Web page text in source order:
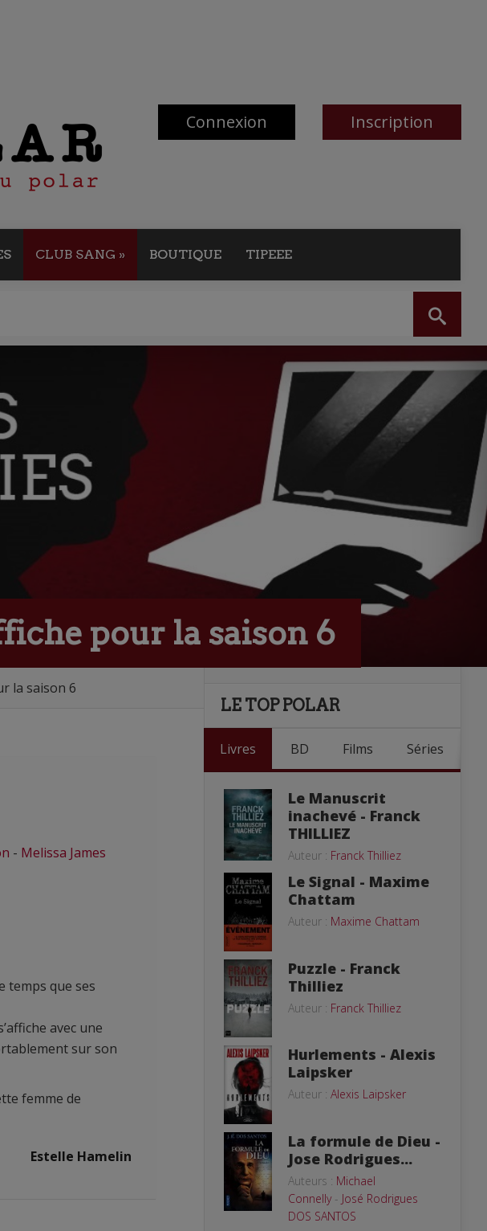
Connexion Inscription
CLUB SANG » BOUTIQUE TIPEEE
pour la saison 6
la saison 6
- Melissa James
temps que ses
avec une
sur son
femme de
Estelle Hamelin
LE TOP POLAR
Livres BD Films Séries
Le Manuscrit
inachevé - Franck
THILLIEZ
Auteur : Franck Thilliez
Le Signal - Maxime
Chattam
Auteur : Maxime Chattam
Puzzle - Franck
Thilliez
Auteur : Franck Thilliez
Hurlements - Alexis
Laipsker
Auteur : Alexis Laipsker
La formule de Dieu -
Jose Rodrigues...
Auteurs : Michael
Connelly- José Rodrigues
DOS SANTOS